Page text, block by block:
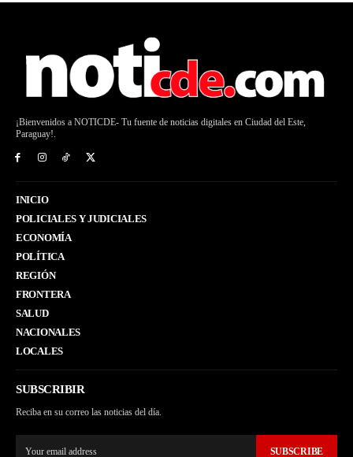
¡Bienvenidos a NOTICDE- Tu fuente de noticias digitales en Ciudad del Este,
Paraguay!.
INICIO
POLICIALES Y JUDICIALES
ECONOMÍA
POLÍTICA
REGIÓN
FRONTERA
SALUD
NACIONALES
LOCALES
SUBSCRIBIR
Reciba en su correo las noticias del día.
SUBSCRIBE